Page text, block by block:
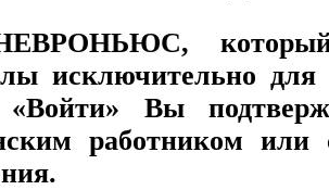
,
исключительно для
Вы
работником или